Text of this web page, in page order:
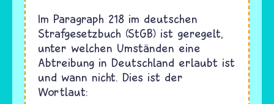
Im Paragraph 218 im deutschen
Strafgesetzbuch (StGB) ist geregelt,
unter welchen Umständen eine
Abtreibung in Deutschland erlaubt ist
und wann nicht. Dies ist der
Wortlaut: